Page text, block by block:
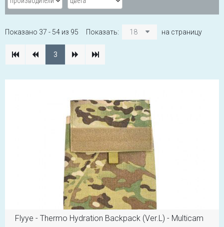
Показано 37 - 54 из 95 Показать: 18 на страницу
3
Flyye - Thermo Hydration Backpack (Ver.L) - Multicam